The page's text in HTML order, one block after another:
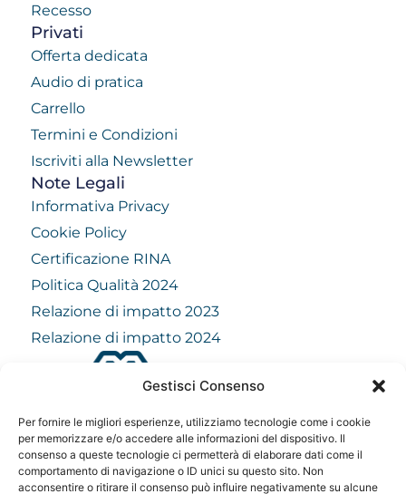
Gestisci Consenso
Per fornire le migliori esperienze, utilizziamo tecnologie come i cookie
per memorizzare e/o accedere alle informazioni del dispositivo. Il
consenso a queste tecnologie ci permetterà di elaborare dati come il
comportamento di navigazione o ID unici su questo sito. Non
acconsentire o ritirare il consenso può influire negativamente su alcune
Recesso
Privati
Offerta dedicata
Audio di pratica
Carrello
Termini e Condizioni
Iscriviti alla Newsletter
Note Legali
Informativa Privacy
Cookie Policy
Certificazione RINA
Politica Qualità 2024
Relazione di impatto 2023
Relazione di impatto 2024
info@mindfulvision.it
MindfulVision srl
“Società Benefit”
Via Monte Rosa 21, 20149, Milano